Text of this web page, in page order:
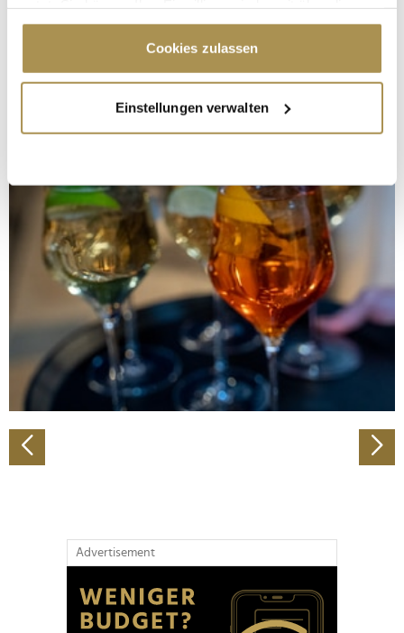
Cookie-Erklärung oder durch Klicken auf das Privacy
Trigger Symbol ändern oder widerrufen
Informationen über Ihre geografische Lage
erfassen, welche bis auf einige Meter genau sein
bestimmten Merkmalen (Fingerprinting) identifizieren
Erfahren Sie mehr darüber, wie Ihre persönlichen Daten
verarbeitet werden, und legen Sie Ihre Präferenzen im
Abschnitt Einzelheitenfest.
Wir verwenden Cookies, um Inhalte und Anzeigen zu
personalisieren, Funktionen für soziale Medien anbieten
zu können und die Zugriffe auf unsere Website zu
analysieren. Außerdem geben wir Informationen zu Ihrer
Verwendung unserer Website an unsere Partner für
Partner führen diese Informationen möglicherweise mit
weiteren Daten zusammen, die Sie ihnen bereitgestellt
Cookies zulassen
Einstellungen verwalten
Advertisement